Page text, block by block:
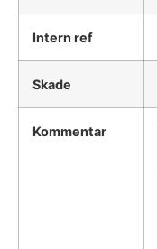
Intern ref
Skade
Kommentar